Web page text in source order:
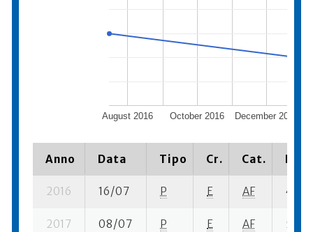
August 2016 October 2016 December 2016
Anno Data Tipo Cr. Cat.
2016 16/07 P E AF 4 se-
2017 08/07 P E AF 5 se-